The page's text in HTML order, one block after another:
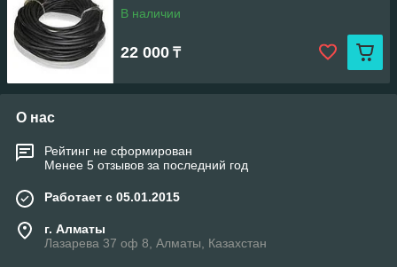
В наличии
22 000 ₸
О нас
Рейтинг не сформирован
Менее 5 отзывов за последний год
Работает с 05.01.2015
г. Алматы
Лазарева 37 оф 8, Алматы, Казахстан